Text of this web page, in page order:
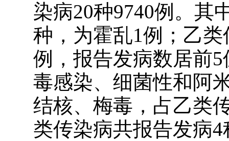
染病20种9740例。其
种，为霍乱1例；乙类
例，报告发病数居前5
毒感染、细菌性和阿
结核、梅毒，占乙类
类传染病共报告发病4